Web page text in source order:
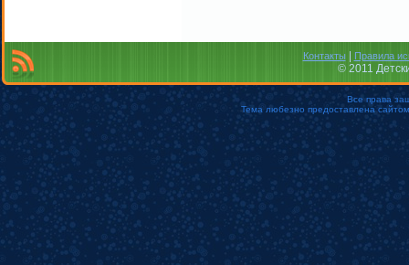
Контакты| Правила
© 2011
Все права
Тема любезно предоставлена